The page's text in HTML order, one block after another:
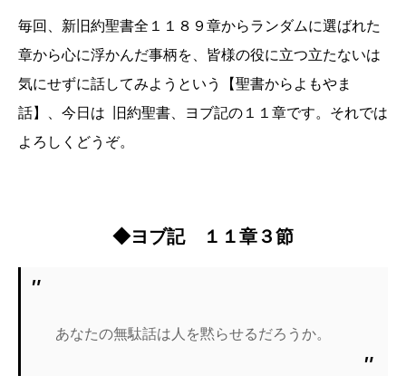
毎回、新旧約聖書全１１８９章からランダムに選ばれた
章から心に浮かんだ事柄を、皆様の役に立つ立たないは
気にせずに話してみようという【聖書からよもやま
話】、今日は 旧約聖書、ヨブ記の１１章です。それでは
よろしくどうぞ。
◆ヨブ記 １１章３節
あなたの無駄話は人を黙らせるだろうか。